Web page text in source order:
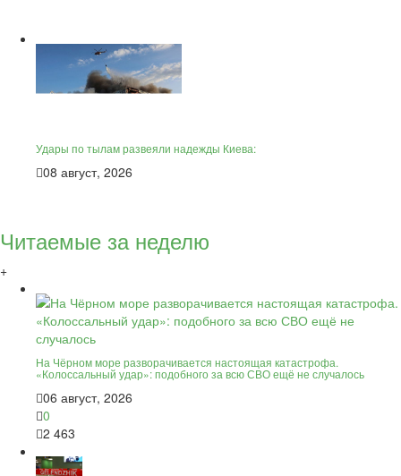
Удары по тылам развеяли надежды Киева:
08 август, 2026
Читаемые за неделю
+
На Чёрном море разворачивается настоящая катастрофа.
«Колоссальный удар»: подобного за всю СВО ещё не случалось
06 август, 2026
0
2 463